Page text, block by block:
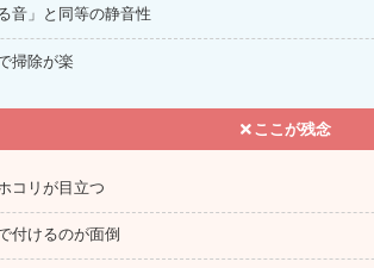
音」と同等の静音性
掃除が楽
ここが残念
コリが目立つ
付けるのが面倒